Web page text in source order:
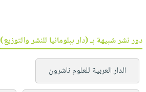
دور نشر شبيهة بـ (دار ببلومانيا للنشر والتوزيع)
الدار العربية للعلوم ناشرون